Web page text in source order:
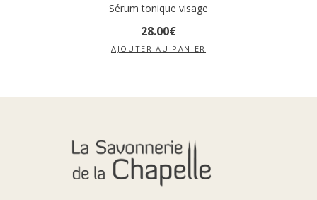
Sérum tonique visage
28.00€
AJOUTER AU PANIER